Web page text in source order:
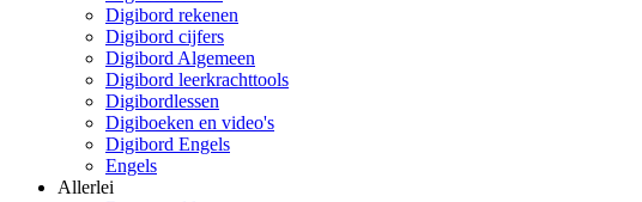
Digibord rekenen
Digibord cijfers
Digibord Algemeen
Digibord leerkrachttools
Digibordlessen
Digiboeken en video's
Digibord Engels
Engels
Allerlei